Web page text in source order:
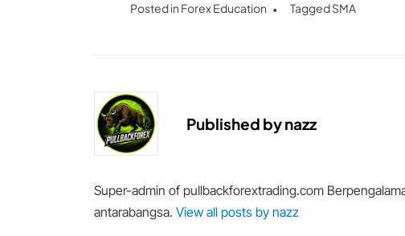
Posted in Forex Education TaggedSMA
Published bynazz
Super-admin of pullbackforextrading.com
antarabangsa. View all posts by nazz